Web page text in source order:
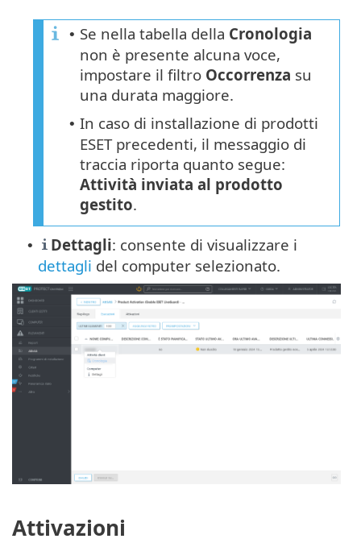
• Se nella tabella della Cronologia
non è presente alcuna voce,
impostare il filtro Occorrenza su
una durata maggiore.
• In caso di installazione di prodotti
ESET precedenti, il messaggio di
traccia riporta quanto segue:
Attività inviata al prodotto
gestito.
• Dettagli: consente di visualizzare i
dettagli del computer selezionato.
Attivazioni